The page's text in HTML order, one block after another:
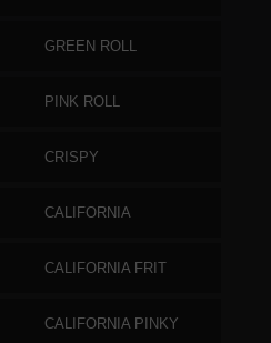
GREEN ROLL
PINK ROLL
CRISPY
CALIFORNIA
CALIFORNIA FRIT
CALIFORNIA PINKY